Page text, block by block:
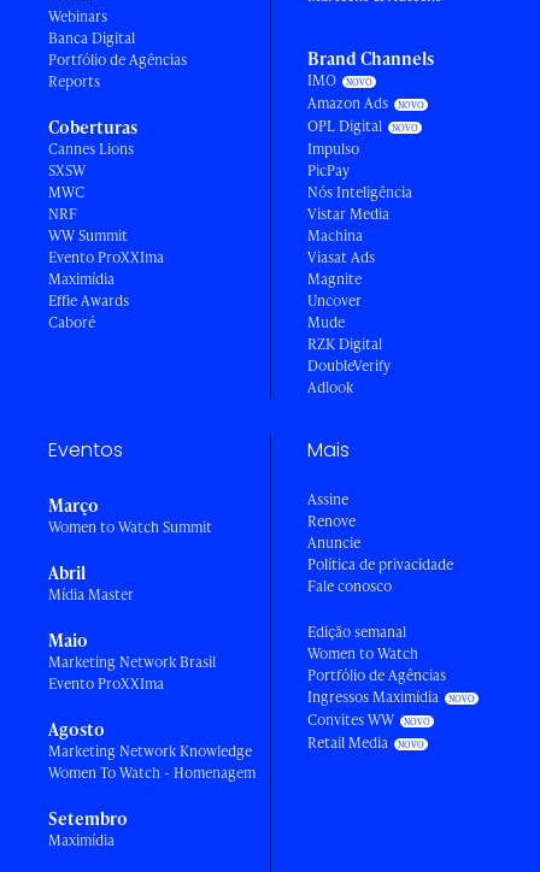
Webinars
Banca Digital
Portfólio de Agências
Reports
Coberturas
Cannes Lions
SXSW
MWC
NRF
WW Summit
Evento ProXXIma
Maximídia
Effie Awards
Caboré
Brand Channels
IMO
Amazon Ads
OPL Digital
Impulso
PicPay
Nós Inteligência
Vistar Media
Machina
Viasat Ads
Magnite
Uncover
Mude
RZK Digital
DoubleVerify
Adlook
Eventos
Março
Women to Watch Summit
Abril
Mídia Master
Maio
Marketing Network Brasil
Evento ProXXIma
Agosto
Marketing Network Knowledge
Women To Watch - Homenagem
Setembro
Maximídia
Mais
Assine
Renove
Anuncie
Política de privacidade
Fale conosco
Edição semanal
Women to Watch
Portfólio de Agências
Ingressos Maximídia
Convites WW
Retail Media